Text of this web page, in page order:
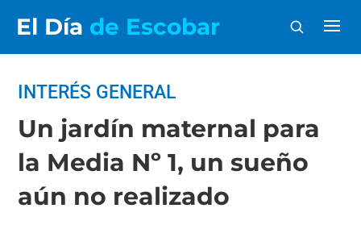
El Día de Escobar
INTERÉS GENERAL
Un jardín maternal para
la Media Nº 1, un sueño
aún no realizado